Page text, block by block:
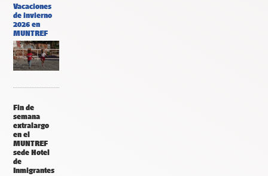
Vacaciones
de invierno
2026 en
MUNTREF
Fin de
semana
extralargo
en el
MUNTREF
sede Hotel
de
Inmigrantes